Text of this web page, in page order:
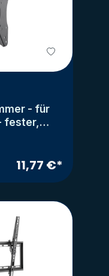
- für
fester,
11,77 €*